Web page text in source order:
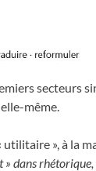
secteurs
même.
», à la
» dans